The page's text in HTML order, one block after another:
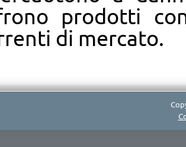
prodotti
di mercato.